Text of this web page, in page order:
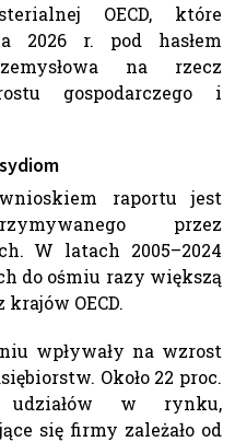
OECD, które
2026 r. pod hasłem
na rzecz
gospodarczego i
raportu jest
przez
W latach 2005–2024
do ośmiu razy większą
OECD.
wpływały na wzrost
Około 22 proc.
udziałów w rynku,
się firmy zależało od